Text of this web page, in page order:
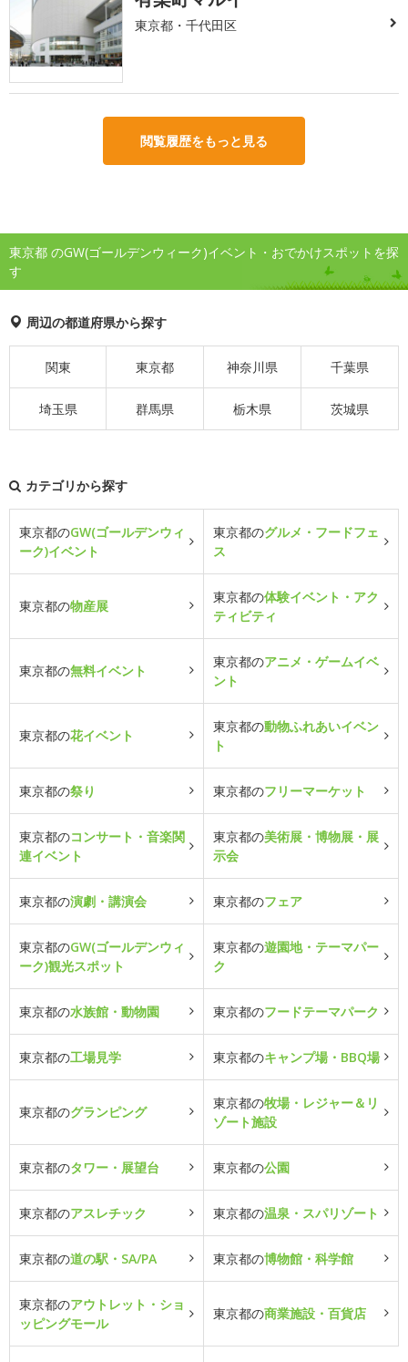
東京都・千代田区
閲覧履歴をもっと見る
東京都 のGW(ゴールデンウィーク)イベント・おでかけスポットを探
す
周辺の都道府県から探す
関東 東京都 神奈川県 千葉県
埼玉県 群馬県 栃木県 茨城県
カテゴリから探す
東京都のGW(ゴールデンウィ
ーク)イベント
東京都のグルメ・フードフェ
ス
東京都の物産展
東京都の体験イベント・アク
ティビティ
東京都の無料イベント
東京都のアニメ・ゲームイベ
ント
東京都の花イベント
東京都の動物ふれあいイベン
ト
東京都の祭り 東京都のフリーマーケット
東京都のコンサート・音楽関
連イベント
東京都の美術展・博物展・展
示会
東京都の演劇・講演会 東京都のフェア
東京都のGW(ゴールデンウィ
ーク)観光スポット
東京都の遊園地・テーマパー
ク
東京都の水族館・動物園 東京都のフードテーマパーク
東京都の工場見学 東京都のキャンプ場・BBQ場
東京都のグランピング
東京都の牧場・レジャー＆リ
ゾート施設
東京都のタワー・展望台 東京都の公園
東京都のアスレチック 東京都の温泉・スパリゾート
東京都の道の駅・SA/PA 東京都の博物館・科学館
東京都のアウトレット・ショ
ッピングモール
東京都の商業施設・百貨店